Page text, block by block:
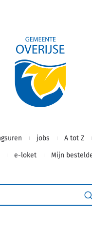
inhoud
jobs A tot Z
e-loket Mijn